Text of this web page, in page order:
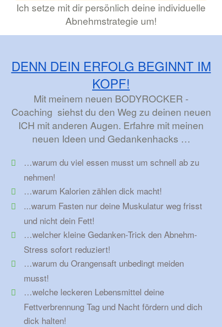
Ich setze mit dir persönlich deine individuelle
Abnehmstrategie um!
DENN DEIN ERFOLG BEGINNT IM
KOPF!
Mit meinem neuen BODYROCKER -
Coaching siehst du den Weg zu deinen neuen
ICH mit anderen Augen. Erfahre mit meinen
neuen Ideen und Gedankenhacks …
…warum du viel essen musst um schnell ab zu
nehmen!
…warum Kalorien zählen dick macht!
...warum Fasten nur deine Muskulatur weg frisst
und nicht dein Fett!
…welcher kleine Gedanken-Trick den Abnehm-
Stress sofort reduziert!
…warum du Orangensaft unbedingt meiden
musst!
…welche leckeren Lebensmittel deine
Fettverbrennung Tag und Nacht fördern und dich
dick halten!